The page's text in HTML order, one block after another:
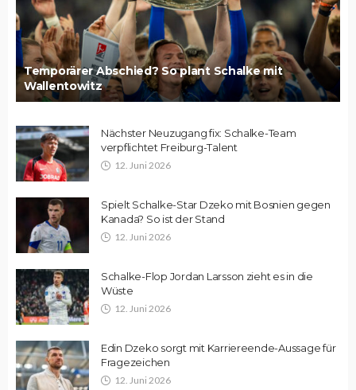
Temporärer Abschied? So plant Schalke mit
Wallentowitz
Nächster Neuzugang fix: Schalke-Team
verpflichtet Freiburg-Talent
12. Juni 2026
Spielt Schalke-Star Dzeko mit Bosnien gegen
Kanada? So ist der Stand
12. Juni 2026
Schalke-Flop Jordan Larsson zieht es in die
Wüste
12. Juni 2026
Edin Dzeko sorgt mit Karriereende-Aussage für
Fragezeichen
12. Juni 2026